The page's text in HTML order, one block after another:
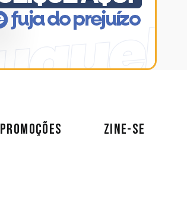
PROMOÇÕES ZINE-SE